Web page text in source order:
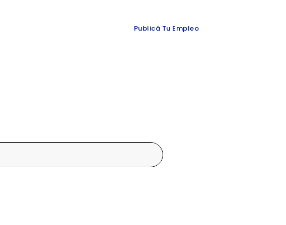
Publicá Tu Empleo